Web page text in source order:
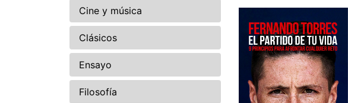
Cine y música
Clásicos
Ensayo
Filosofía